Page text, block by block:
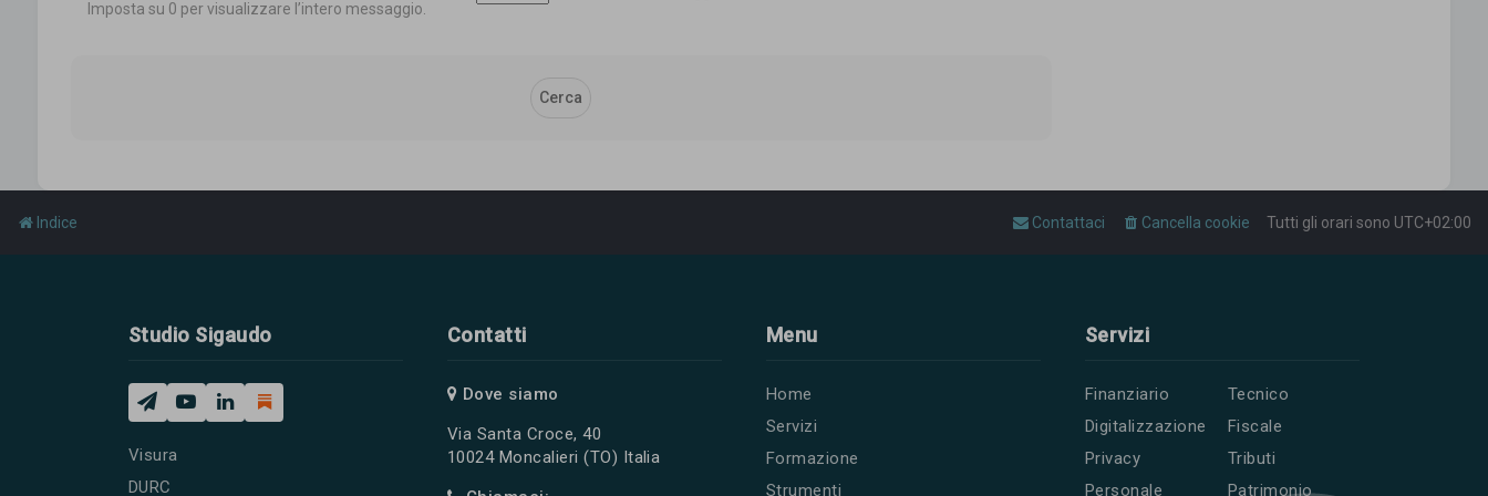
Imposta su 0 per visualizzare l’intero messaggio.
Indice Tutti gli orari sono UTC+02:00
Cancella cookie
Contattaci
Studio Sigaudo
Visura
DURC
Contatti
Dove siamo
Via Santa Croce, 40
10024 Moncalieri (TO) Italia
Menu
Home
Servizi
Formazione
Strumenti
Servizi
Finanziario
Digitalizzazione
Privacy
Personale
Tecnico
Fiscale
Tributi
Patrimonio